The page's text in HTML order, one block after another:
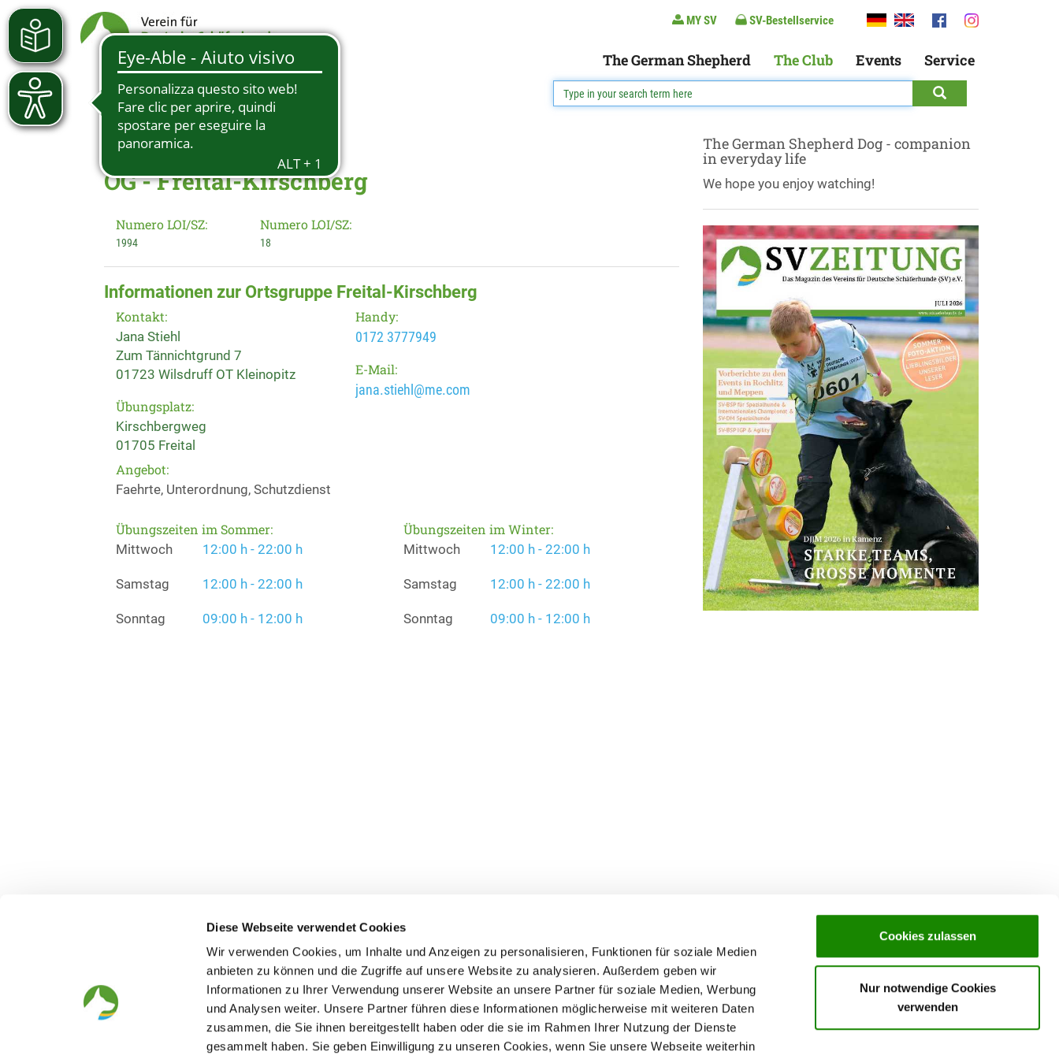
Diese Webseite verwendet Cookies
Wir verwenden Cookies, um Inhalte und Anzeigen zu personalisieren, Funktionen für soziale Medien
anbieten zu können und die Zugriffe auf unsere Website zu analysieren. Außerdem geben wir
Informationen zu Ihrer Verwendung unserer Website an unsere Partner für soziale Medien, Werbung
und Analysen weiter. Unsere Partner führen diese Informationen möglicherweise mit weiteren Daten
zusammen, die Sie ihnen bereitgestellt haben oder die sie im Rahmen Ihrer Nutzung der Dienste
gesammelt haben. Sie geben Einwilligung zu unseren Cookies, wenn Sie unsere Webseite weiterhin
Cookies zulassen
Nur notwendige Cookies
verwenden
MY SV SV-Bestellservice
The German Shepherd The Club Events Service
OG - Freital-Kirschberg
Numero LOI/SZ:
1994
Numero LOI/SZ:
18
Informationen zur Ortsgruppe Freital-Kirschberg
Kontakt:
Jana Stiehl
Zum Tännichtgrund 7
01723 Wilsdruff OT Kleinopitz
Übungsplatz:
Kirschbergweg
01705 Freital
Handy:
0172 3777949
E-Mail:
jana.stiehl@me.com
Angebot:
Faehrte, Unterordnung, Schutzdienst
Übungszeiten im Sommer:
Mittwoch 12:00 h - 22:00 h
Samstag 12:00 h - 22:00 h
Sonntag 09:00 h - 12:00 h
Übungszeiten im Winter:
Mittwoch 12:00 h - 22:00 h
Samstag 12:00 h - 22:00 h
Sonntag 09:00 h - 12:00 h
The German Shepherd Dog - companion
in everyday life
We hope you enjoy watching!
The German Shepherd
Everything about the breed
Breeding and upbringing
The Club
Structur
SV magazine
Events
Association's main events
Supra-regional events VDH/FCI
Service
Become a member
Paymentsystem